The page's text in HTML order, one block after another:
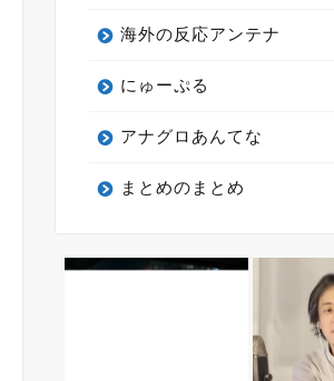
海外の反応アンテナ
にゅーぷる
アナグロあんてな
まとめのまとめ